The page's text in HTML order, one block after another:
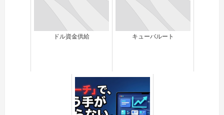
ドル資金供給 キューバルート